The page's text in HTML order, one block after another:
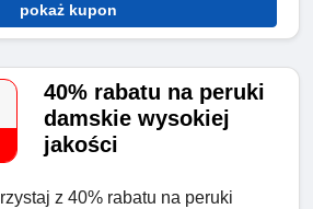
pokaż kupon
40% rabatu na peruki
damskie wysokiej
jakości
z 40% rabatu na peruki